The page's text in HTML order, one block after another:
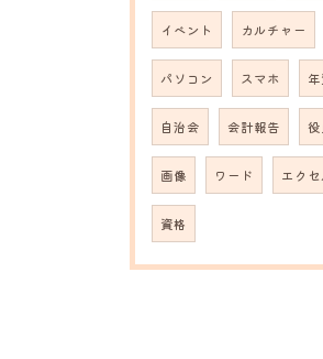
イベント カルチャー
パソコン スマホ
自治会 会計報告 役
画像 ワード エクセ
資格